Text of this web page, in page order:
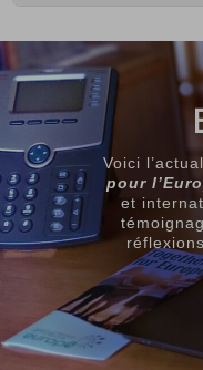
Voici
pour
et